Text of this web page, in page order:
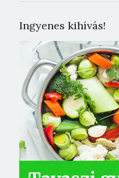
Ingyenes kihívás!